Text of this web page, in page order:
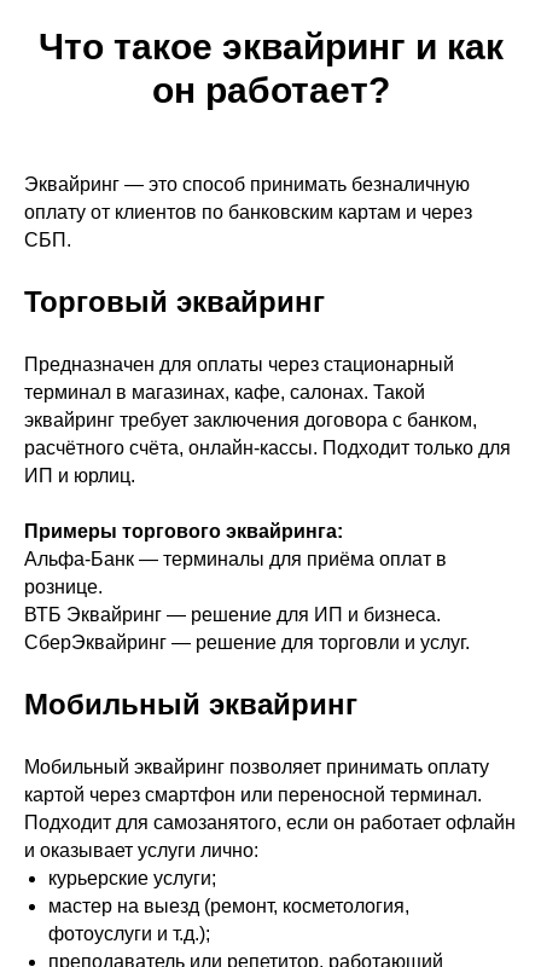
Что такое эквайринг и как
он работает?
Эквайринг — это способ принимать безналичную
оплату от клиентов по банковским картам и через
СБП.
Торговый эквайринг
Предназначен для оплаты через стационарный
терминал в магазинах, кафе, салонах. Такой
эквайринг требует заключения договора с банком,
расчётного счёта, онлайн-кассы. Подходит только для
ИП и юрлиц.
Примеры торгового эквайринга:
Альфа-Банк — терминалы для приёма оплат в
рознице.
ВТБ Эквайринг — решение для ИП и бизнеса.
СберЭквайринг — решение для торговли и услуг.
Мобильный эквайринг
Мобильный эквайринг позволяет принимать оплату
картой через смартфон или переносной терминал.
Подходит для самозанятого, если он работает офлайн
и оказывает услуги лично:
курьерские услуги;
мастер на выезд (ремонт, косметология,
фотоуслуги и т.д.);
преподаватель или репетитор, работающий